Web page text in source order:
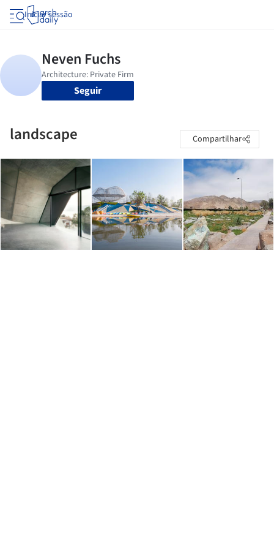
Iniciar sessão
Seguir
landscape Compartilhar